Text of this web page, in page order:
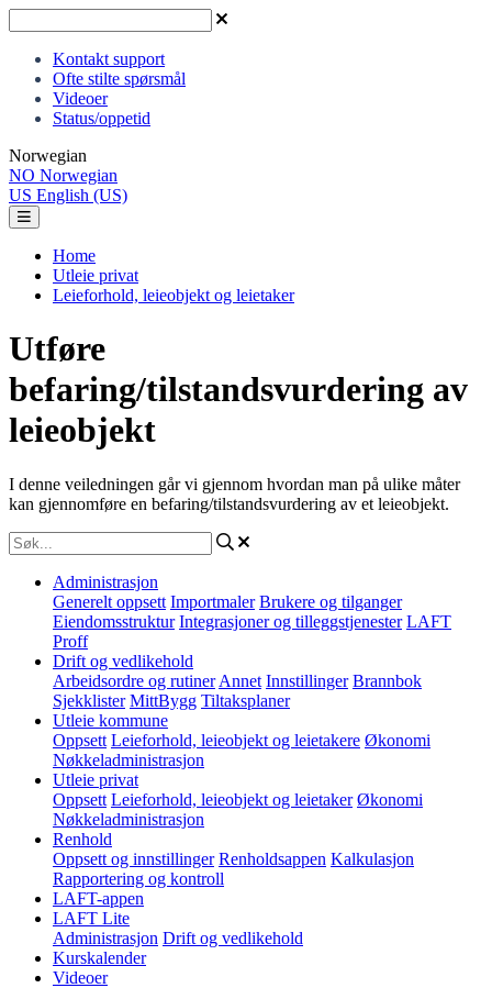
Kontakt support
Ofte stilte spørsmål
Videoer
Status/oppetid
Norwegian
NO Norwegian
US English (US)
Home
Utleie privat
Leieforhold, leieobjekt og leietaker
Utføre
befaring/tilstandsvurdering av
leieobjekt
I denne veiledningen går vi gjennom hvordan man på ulike måter
kan gjennomføre en befaring/tilstandsvurdering av et leieobjekt.
Administrasjon
Generelt oppsett Importmaler Brukere og tilganger
Eiendomsstruktur Integrasjoner og tilleggstjenester LAFT
Proff
Drift og vedlikehold
Arbeidsordre og rutiner Annet Innstillinger Brannbok
Sjekklister MittBygg Tiltaksplaner
Utleie kommune
Oppsett Leieforhold, leieobjekt og leietakere Økonomi
Nøkkeladministrasjon
Utleie privat
Oppsett Leieforhold, leieobjekt og leietaker Økonomi
Nøkkeladministrasjon
Renhold
Oppsett og innstillinger Renholdsappen Kalkulasjon
Rapportering og kontroll
LAFT-appen
LAFT Lite
Administrasjon Drift og vedlikehold
Kurskalender
Videoer